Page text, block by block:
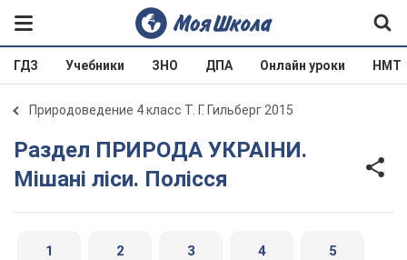
ГДЗ Учебники ЗНО ДПА Онлайн уроки НМТ
Природоведение 4 класс Т. Г. Гильберг 2015
Раздел ПРИРОДА УКРАIНИ.
Мішані ліси. Полісся
1 2 3 4 5